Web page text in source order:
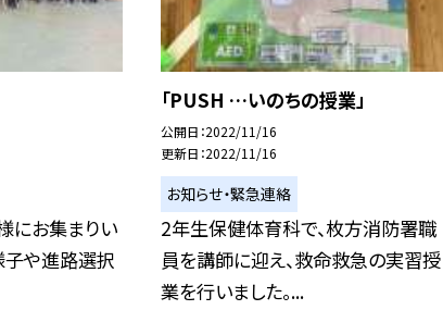
にお集まりい
子や進路選択
「PUSH …いのちの授業」
公開日 2022/11/16
更新日 2022/11/16
お知らせ・緊急連絡
2年生保健体育科で、枚方消防署職
員を講師に迎え、救命救急の実習授
業を行いました。...